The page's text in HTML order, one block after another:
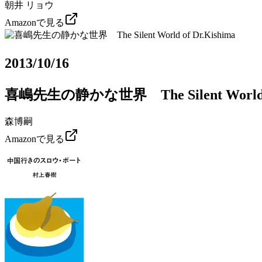
朝井 リョウ
Amazonで見る
2013/10/16
喜嶋先生の静かな世界 The Silent
森博嗣
Amazonで見る